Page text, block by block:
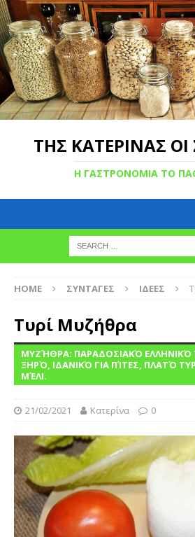
ΤΗΣ ΚΑΤΕΡΙΝΑΣ
Η ΓΑΣΤΡΟΝΟΜΙΑ ΤΟ
HOME ΣΥΝΤΑΓΕΣ ΙΔΕΕΣ
Τυρί Μυζήθρα
ΜΥΖΉΘΡΑ: ΠΑΡΑΔΟΣΙΑΚΌ ΕΛΛΗΝΙΚΌ
ΞΗΡΌ, ΙΔΑΝΙΚΌ ΓΙΑ ΠΊΤΕΣ, ΠΛΑΤΌ
ΜΈΛΙ.
21/02/2021 Κατερίνα 0